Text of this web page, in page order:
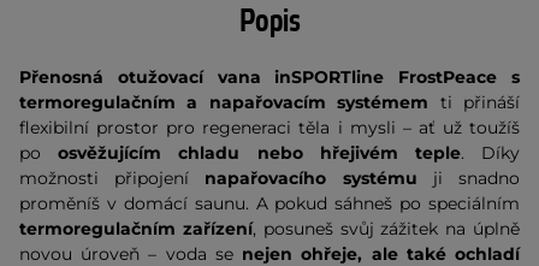
Popis
Přenosná otužovací vana inSPORTline FrostPeace s
termoregulačním a napařovacím systémem ti přináší
flexibilní prostor pro regeneraci těla i mysli – ať už toužíš
po osvěžujícím chladu nebo hřejivém teple. Díky
možnosti připojení napařovacího systému ji snadno
proměníš v domácí saunu. A pokud sáhneš po speciálním
termoregulačním zařízení, posuneš svůj zážitek na úplně
novou úroveň – voda se nejen ohřeje, ale také ochladí